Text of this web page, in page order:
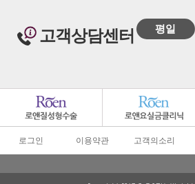
고객상담센터 평일
로그인 이용약관 고객의소리